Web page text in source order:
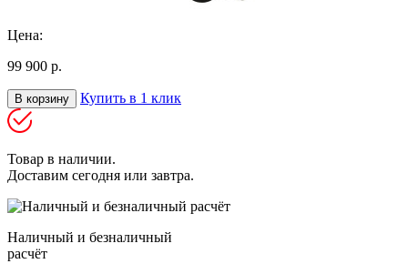
Цена:
99 900 р.
В корзину Купить в 1 клик
Товар в наличии.
Доставим сегодня или завтра.
Наличный и безналичный
расчёт